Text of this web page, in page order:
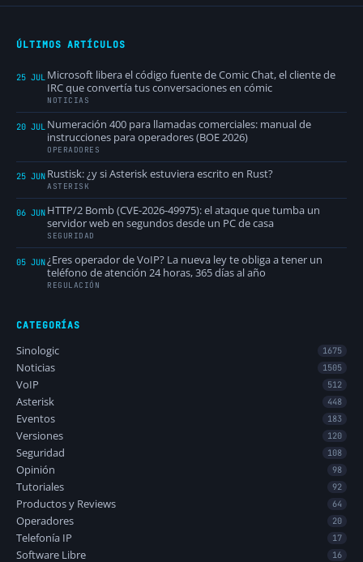
ÚLTIMOS ARTÍCULOS
25 JUL Microsoft libera el código fuente de Comic Chat, el cliente de
IRC que convertía tus conversaciones en cómic
NOTICIAS
20 JUL Numeración 400 para llamadas comerciales: manual de
instrucciones para operadores (BOE 2026)
OPERADORES
25 JUN Rustisk: ¿y si Asterisk estuviera escrito en Rust?
ASTERISK
06 JUN HTTP/2 Bomb (CVE-2026-49975): el ataque que tumba un
servidor web en segundos desde un PC de casa
SEGURIDAD
05 JUN¿Eres operador de VoIP? La nueva ley te obliga a tener un
teléfono de atención 24 horas, 365 días al año
REGULACIÓN
CATEGORÍAS
Sinologic 1675
Noticias 1505
VoIP 512
Asterisk 448
Eventos 183
Versiones 120
Seguridad 108
Opinión 98
Tutoriales 92
Productos y Reviews 64
Operadores 20
Telefonía IP 17
Software Libre 16